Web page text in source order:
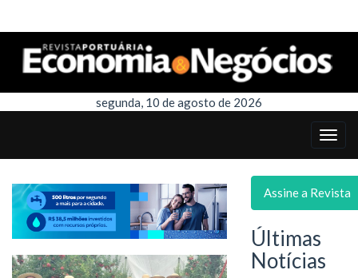
segunda, 10 de agosto de 2026
Assine a Revista
Últimas
Notícias